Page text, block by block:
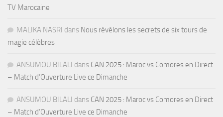
TV Marocaine
MALIKA NASRI dans Nous révélons les secrets de six tours de
magie célèbres
ANSUMOU BILALI dans CAN 2025 : Maroc vs Comores en Direct
– Match d’Ouverture Live ce Dimanche
ANSUMOU BILALI dans CAN 2025 : Maroc vs Comores en Direct
– Match d’Ouverture Live ce Dimanche